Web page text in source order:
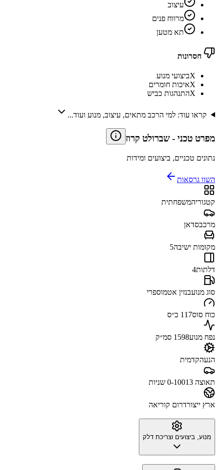
עיצוב
מרווח פנים
תא מטען
חסרונות
Xביצועי מנוע
Xאיכות חומרים
Xהתנהגות כביש
קראו עוד: למי הרכב מתאים, עיצוב, מנוע ועוד...
מפרט טכני - שברולט קרוז
נתונים טכניים, ביצועים ומידות
השוו גרסאות
קטגוריהמשפחתית
מרכבסדאן
מקומות ישיבה5
דלתות4
סוג מנועבנזין אטמוספרי
כוח סוס117 כ״ס
נפח מנוע1598 סמ״ק
הנעהקדמית
תאוצה 0-100 13 שניות
ארץ ייצורדרום קוריאה
מנוע, ביצועים וצריכת דלק